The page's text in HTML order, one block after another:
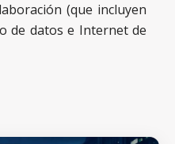
(que incluyen
de datos e Internet de